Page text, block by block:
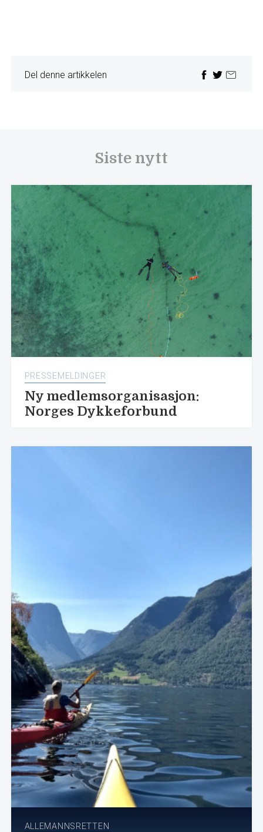
Del denne artikkelen
Siste nytt
PRESSEMELDINGER
Ny medlemsorganisasjon:
Norges Dykkeforbund
ALLEMANNSRETTEN